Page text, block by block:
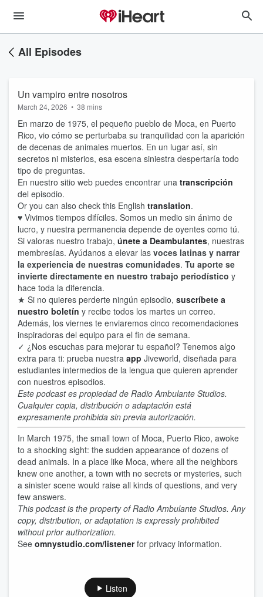
All Episodes
Un vampiro entre nosotros
March 24, 2026 • 38 mins
En marzo de 1975, el pequeño pueblo de Moca, en Puerto
Rico, vio cómo se perturbaba su tranquilidad con la aparición
de decenas de animales muertos. En un lugar así, sin
secretos ni misterios, esa escena siniestra despertaría todo
tipo de preguntas.
En nuestro sitio web puedes encontrar una transcripción
del episodio.
Or you can also check this English translation.
♥ Vivimos tiempos difíciles. Somos un medio sin ánimo de
lucro, y nuestra permanencia depende de oyentes como tú.
Si valoras nuestro trabajo, únete a Deambulantes, nuestras
membresías. Ayúdanos a elevar las voces latinas y narrar
la experiencia de nuestras comunidades. Tu aporte se
invierte directamente en nuestro trabajo periodístico y
hace toda la diferencia.
★ Si no quieres perderte ningún episodio, suscríbete a
nuestro boletín y recibe todos los martes un correo.
Además, los viernes te enviaremos cinco recomendaciones
inspiradoras del equipo para el fin de semana.
✓ ¿Nos escuchas para mejorar tu español? Tenemos algo
extra para ti: prueba nuestra app Jiveworld, diseñada para
estudiantes intermedios de la lengua que quieren aprender
con nuestros episodios.
Este podcast es propiedad de Radio Ambulante Studios.
Cualquier copia, distribución o adaptación está
expresamente prohibida sin previa autorización.
In March 1975, the small town of Moca, Puerto Rico, awoke
to a shocking sight: the sudden appearance of dozens of
dead animals. In a place like Moca, where all the neighbors
knew one another, a town with no secrets or mysteries, such
a sinister scene would raise all kinds of questions, and very
few answers.
This podcast is the property of Radio Ambulante Studios. Any
copy, distribution, or adaptation is expressly prohibited
without prior authorization.
See omnystudio.com/listenerfor privacy information.
Listen